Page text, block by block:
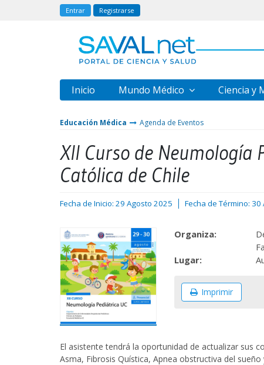
Entrar Registrarse
Inicio Mundo Médico Ciencia y
Educación Médica Agenda de Eventos
XII Curso de Neumología
Católica de Chile
Fecha de Inicio: 29 Agosto 2025 Fecha de Término:
Organiza:
Lugar:
Imprimir
El asistente tendrá la oportunidad de actualizar sus
Asma, Fibrosis Quística, Apnea obstructiva del